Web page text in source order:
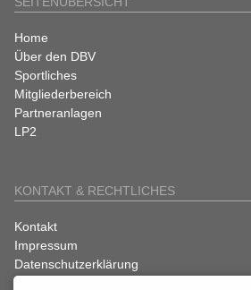
Navigation
überspringen
Home
Über den DBV
Sportliches
Mitgliederbereich
Partneranlagen
LP2
KONTAKT & RECHTLICHES
Navigation
überspringen
Kontakt
Impressum
Datenschutzerklärung